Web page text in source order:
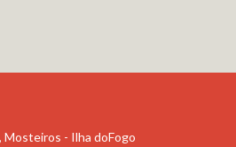
Mosteiros - Ilha doFogo